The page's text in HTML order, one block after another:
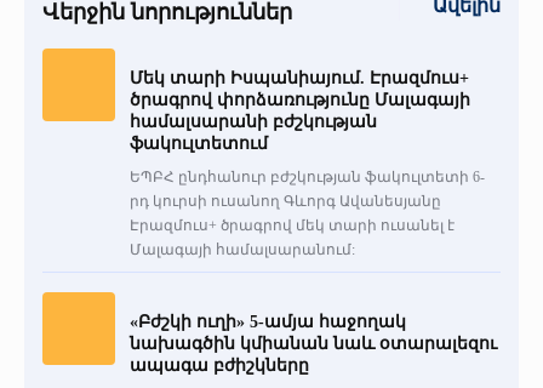
Վերջին նորություններ Ավելին
Մեկ տարի Իսպանիայում. Էրազմուս+
ծրագրով փորձառությունը Մալագայի
համալսարանի բժշկության
ֆակուլտետում
ԵՊԲՀ ընդհանուր բժշկության ֆակուլտետի 6-
րդ կուրսի ուսանող Գևորգ Ավանեսյանը
Էրազմուս+ ծրագրով մեկ տարի ուսանել է
Մալագայի համալսարանում:
«Բժշկի ուղի» 5-ամյա հաջողակ
նախագծին կմիանան նաև օտարալեզու
ապագա բժիշկները